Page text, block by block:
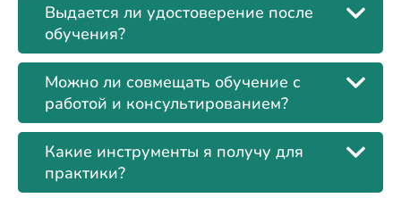
Выдается ли удостоверение после
обучения?
Можно ли совмещать обучение с
работой и консультированием?
Какие инструменты я получу для
практики?